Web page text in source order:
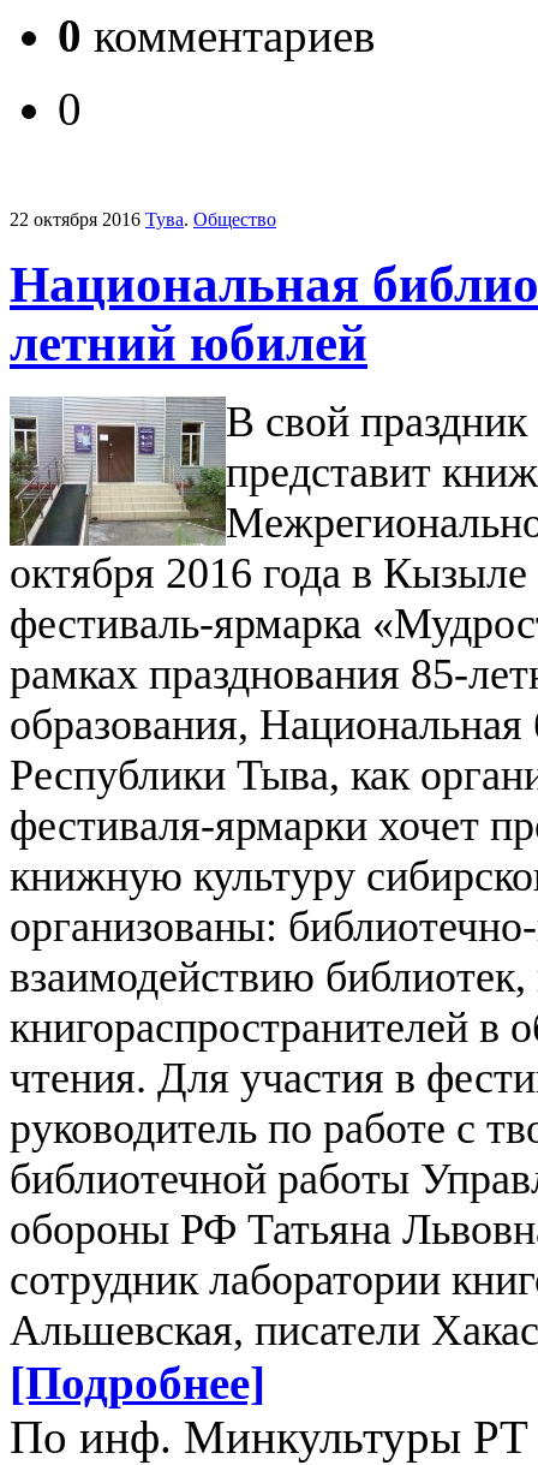
0 комментариев
0
22 октября 2016 Тува. Общество
Национальная
летний юбилей
В свой
представит
октября 2016 года в
фестиваль-ярмарка
рамках празднования 85-
образования,
Республики Тыва, как
фестиваля-ярмарки хочет
книжную культуру
организованы:
взаимодействию библиотек,
книгораспространителей в
чтения. Для участия в
руководитель по работе с
библиотечной работы
обороны РФ Татьяна
сотрудник лаборатории
Альшевская, писатели
[Подробнее]
По инф. Минкультуры РТ